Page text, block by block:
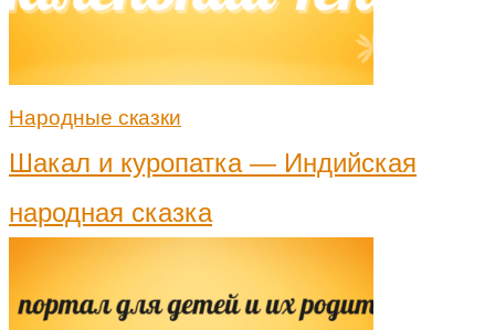
Народные сказки
Шакал и куропатка — Индийская
народная сказка